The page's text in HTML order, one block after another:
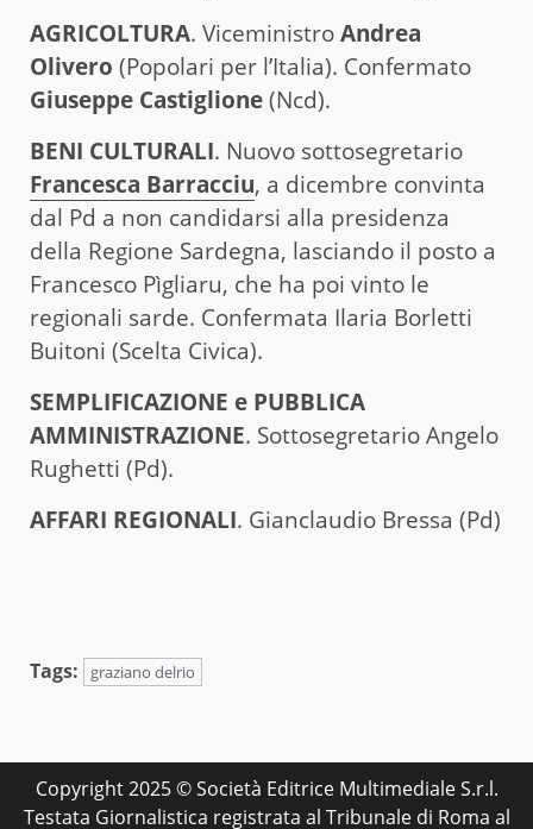
AGRICOLTURA. ViceministroAndrea
Olivero (Popolari per l’Italia). Confermato
Giuseppe Castiglione(Ncd).
BENI CULTURALI. Nuovo sottosegretario
Francesca Barracciu, a dicembre convinta
dal Pd a non candidarsi alla presidenza
della Regione Sardegna, lasciando il posto a
Francesco Pìgliaru, che ha poi vinto le
regionali sarde. Confermata Ilaria Borletti
Buitoni (Scelta Civica).
SEMPLIFICAZIONE e PUBBLICA
AMMINISTRAZIONE. Sottosegretario Angelo
Rughetti (Pd).
AFFARI REGIONALI. Gianclaudio Bressa (Pd)
Tags: graziano delrio
Copyright 2025 © Società Editrice Multimediale S.r.l.
Testata Giornalistica registrata al Tribunale di Roma al